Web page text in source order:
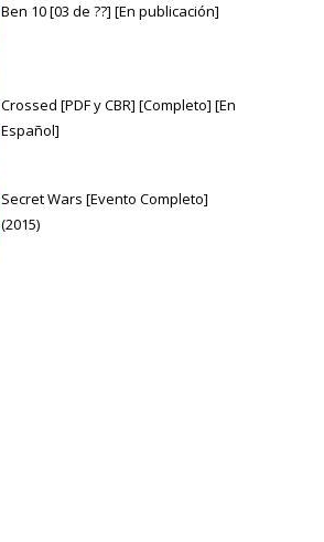
Ben 10 [03 de ??] [En publicación]
Crossed [PDF y CBR] [Completo] [En
Español]
Secret Wars [Evento Completo]
(2015)